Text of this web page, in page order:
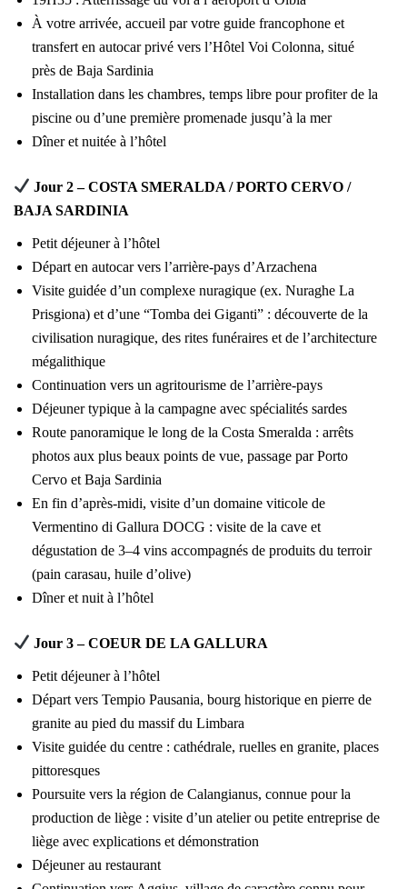
À votre arrivée, accueil par votre guide francophone et
transfert en autocar privé vers l’Hôtel Voi Colonna, situé
près de Baja Sardinia
Installation dans les chambres, temps libre pour profiter de la
piscine ou d’une première promenade jusqu’à la mer
Dîner et nuitée à l’hôtel
Jour 2 – COSTA SMERALDA / PORTO CERVO /
BAJA SARDINIA
Petit déjeuner à l’hôtel
Départ en autocar vers l’arrière-pays d’Arzachena
Visite guidée d’un complexe nuragique (ex. Nuraghe La
Prisgiona) et d’une “Tomba dei Giganti” : découverte de la
civilisation nuragique, des rites funéraires et de l’architecture
mégalithique
Continuation vers un agritourisme de l’arrière-pays
Déjeuner typique à la campagne avec spécialités sardes
Route panoramique le long de la Costa Smeralda : arrêts
photos aux plus beaux points de vue, passage par Porto
Cervo et Baja Sardinia
En fin d’après-midi, visite d’un domaine viticole de
Vermentino di Gallura DOCG : visite de la cave et
dégustation de 3–4 vins accompagnés de produits du terroir
(pain carasau, huile d’olive)
Dîner et nuit à l’hôtel
Jour 3 – COEUR DE LA GALLURA
Petit déjeuner à l’hôtel
Départ vers Tempio Pausania, bourg historique en pierre de
granite au pied du massif du Limbara
Visite guidée du centre : cathédrale, ruelles en granite, places
pittoresques
Poursuite vers la région de Calangianus, connue pour la
production de liège : visite d’un atelier ou petite entreprise de
liège avec explications et démonstration
Déjeuner au restaurant